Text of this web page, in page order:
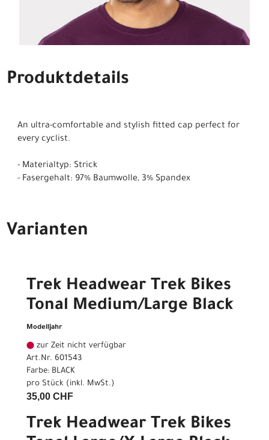
Produktdetails
An ultra-comfortable and stylish fitted cap perfect for
every cyclist.
- Materialtyp: Strick
- Fasergehalt: 97% Baumwolle, 3% Spandex
Varianten
Trek Headwear Trek Bikes
Tonal Medium/Large Black
Modelljahr
zur Zeit nicht verfügbar
Art.Nr. 601543
Farbe: BLACK
pro Stück (inkl. MwSt.)
35,00 CHF
Trek Headwear Trek Bikes